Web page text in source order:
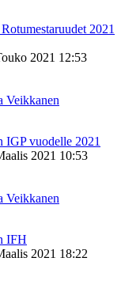
2021
2021 12:53
Veikkanen
IGP vuodelle 2021
2021 10:53
Veikkanen
IFH
2021 18:22